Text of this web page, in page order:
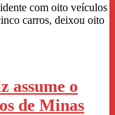
com oito veículos
carros, deixou oito
assume o
de Minas